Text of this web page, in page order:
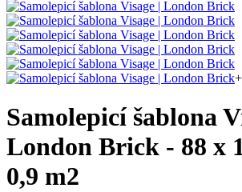
Samolepicí šablona
London Brick - 88 x
0,9 m2